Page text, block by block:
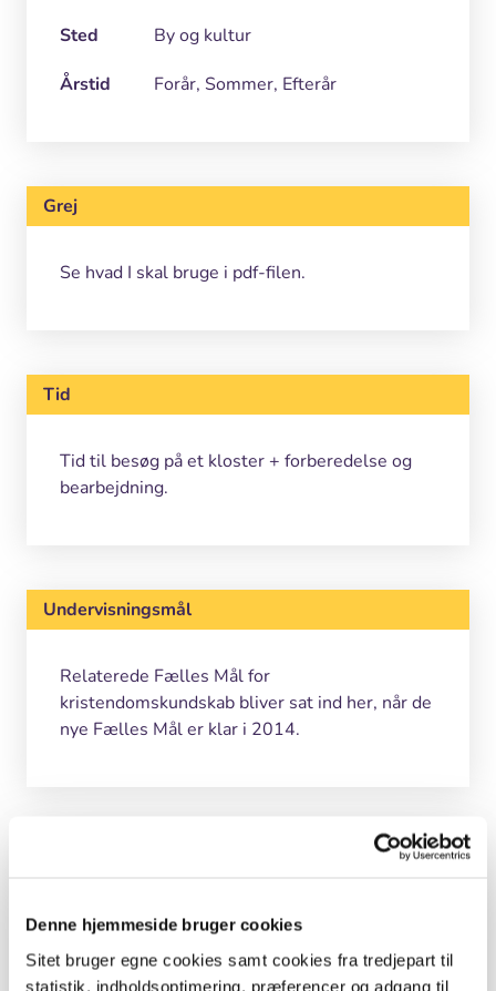
Denne hjemmeside bruger cookies
Sitet bruger egne cookies samt cookies fra tredjepart til
statistik, indholdsoptimering, præferencer og adgang til
Sted
By og kultur
Årstid
Forår, Sommer, Efterår
Grej
Se hvad I skal bruge i pdf-filen.
Tid
Tid til besøg på et kloster + forberedelse og
bearbejdning.
Undervisningsmål
Relaterede Fælles Mål for
kristendomskundskab bliver sat ind her, når de
nye Fælles Mål er klar i 2014.
Forfatter
Skoletjeneste, Frederiksværk Provsti, Melby